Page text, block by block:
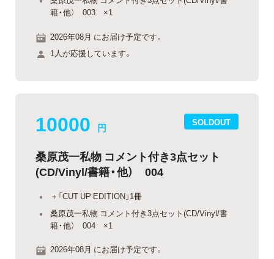
籍・他） 003 ×1
2026年08月 にお届け予定です。
1人が応援しています。
SOLDOUT
10000 円
桑原茂一私物 コメント付き3点セット
(CD/Vinyl/書籍・他） 004
＋「CUT UP EDITION」1冊
桑原茂一私物 コメント付き3点セット(CD/Vinyl/書
籍・他） 004 ×1
2026年08月 にお届け予定です。